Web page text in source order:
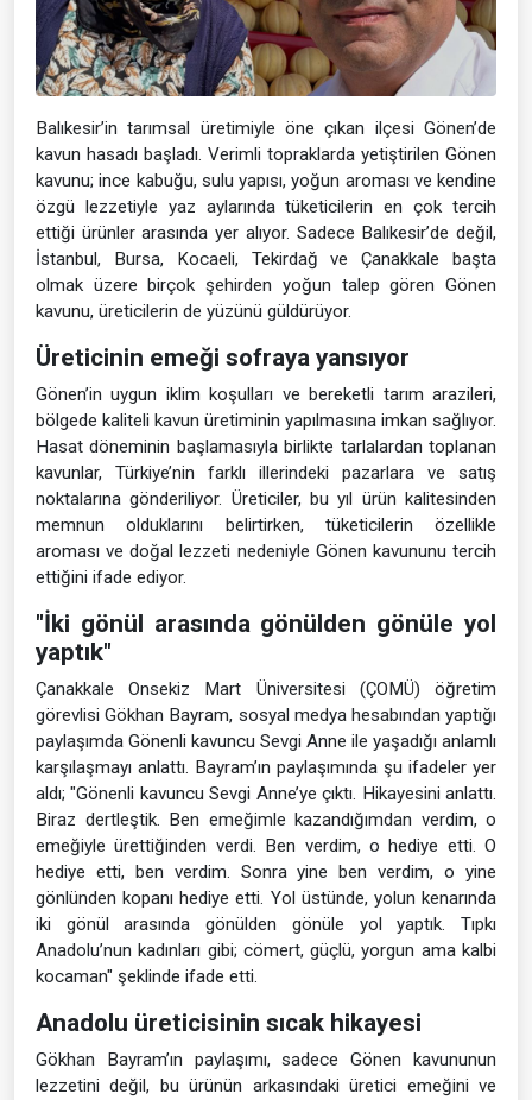
Balıkesir’in tarımsal üretimiyle öne çıkan ilçesi Gönen’de
kavun hasadı başladı. Verimli topraklarda yetiştirilen Gönen
kavunu; ince kabuğu, sulu yapısı, yoğun aroması ve kendine
özgü lezzetiyle yaz aylarında tüketicilerin en çok tercih
ettiği ürünler arasında yer alıyor. Sadece Balıkesir’de değil,
İstanbul, Bursa, Kocaeli, Tekirdağ ve Çanakkale başta
olmak üzere birçok şehirden yoğun talep gören Gönen
kavunu, üreticilerin de yüzünü güldürüyor.
Üreticinin emeği sofraya yansıyor
Gönen’in uygun iklim koşulları ve bereketli tarım arazileri,
bölgede kaliteli kavun üretiminin yapılmasına imkan sağlıyor.
Hasat döneminin başlamasıyla birlikte tarlalardan toplanan
kavunlar, Türkiye’nin farklı illerindeki pazarlara ve satış
noktalarına gönderiliyor. Üreticiler, bu yıl ürün kalitesinden
memnun olduklarını belirtirken, tüketicilerin özellikle
aroması ve doğal lezzeti nedeniyle Gönen kavununu tercih
ettiğini ifade ediyor.
"İki gönül arasında gönülden gönüle yol
yaptık"
Çanakkale Onsekiz Mart Üniversitesi (ÇOMÜ) öğretim
görevlisi Gökhan Bayram, sosyal medya hesabından yaptığı
paylaşımda Gönenli kavuncu Sevgi Anne ile yaşadığı anlamlı
karşılaşmayı anlattı. Bayram’ın paylaşımında şu ifadeler yer
aldı; "Gönenli kavuncu Sevgi Anne’ye çıktı. Hikayesini anlattı.
Biraz dertleştik. Ben emeğimle kazandığımdan verdim, o
emeğiyle ürettiğinden verdi. Ben verdim, o hediye etti. O
hediye etti, ben verdim. Sonra yine ben verdim, o yine
gönlünden kopanı hediye etti. Yol üstünde, yolun kenarında
iki gönül arasında gönülden gönüle yol yaptık. Tıpkı
Anadolu’nun kadınları gibi; cömert, güçlü, yorgun ama kalbi
kocaman" şeklinde ifade etti.
Anadolu üreticisinin sıcak hikayesi
Gökhan Bayram’ın paylaşımı, sadece Gönen kavununun
lezzetini değil, bu ürünün arkasındaki üretici emeğini ve